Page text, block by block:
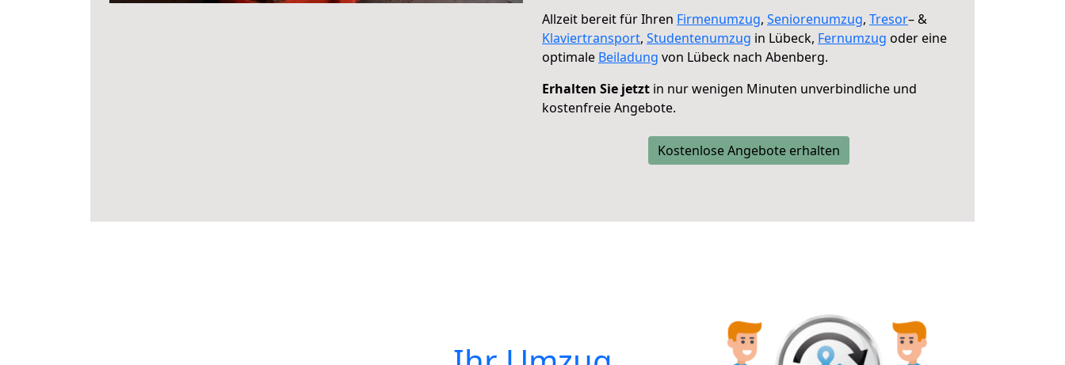
Allzeit bereit für Ihren Firmenumzug, Seniorenumzug, Tresor– &
Klaviertransport, Studentenumzug in Lübeck, Fernumzug oder eine
optimale Beiladung von Lübeck nach Abenberg.
Erhalten Sie jetzt in nur wenigen Minuten unverbindliche und
kostenfreie Angebote.
Kostenlose Angebote erhalten